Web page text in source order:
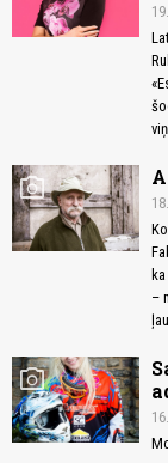
photo_camera
–
photo_camera